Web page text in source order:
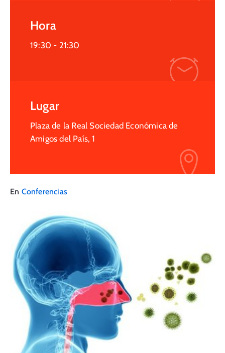
Hora
19:30 - 21:30
Lugar
Plaza de la Real Sociedad Económica de
Amigos del País, 1
En Conferencias